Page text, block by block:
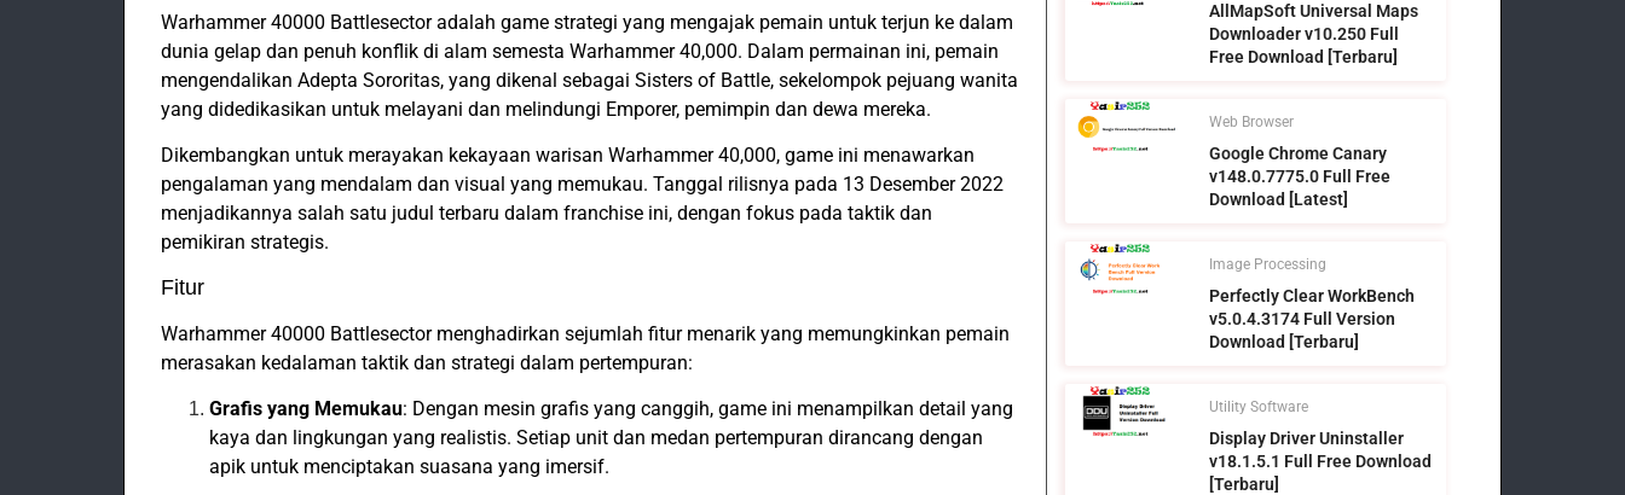
Warhammer 40000 Battlesector adalah game strategi yang mengajak pemain untuk terjun ke dalam
dunia gelap dan penuh konflik di alam semesta Warhammer 40,000. Dalam permainan ini, pemain
mengendalikan Adepta Sororitas, yang dikenal sebagai Sisters of Battle, sekelompok pejuang wanita
yang didedikasikan untuk melayani dan melindungi Emporer, pemimpin dan dewa mereka.
Dikembangkan untuk merayakan kekayaan warisan Warhammer 40,000, game ini menawarkan
pengalaman yang mendalam dan visual yang memukau. Tanggal rilisnya pada 13 Desember 2022
menjadikannya salah satu judul terbaru dalam franchise ini, dengan fokus pada taktik dan
pemikiran strategis.
Fitur
Warhammer 40000 Battlesector menghadirkan sejumlah fitur menarik yang memungkinkan pemain
merasakan kedalaman taktik dan strategi dalam pertempuran:
Grafis yang Memukau: Dengan mesin grafis yang canggih, game ini menampilkan detail yang
kaya dan lingkungan yang realistis. Setiap unit dan medan pertempuran dirancang dengan
apik untuk menciptakan suasana yang imersif.
AllMapSoft Universal Maps
Downloader v10.250 Full
Free Download [Terbaru]
Web Browser
Google Chrome Canary
v148.0.7775.0 Full Free
Download [Latest]
Image Processing
Perfectly Clear WorkBench
v5.0.4.3174 Full Version
Download [Terbaru]
Utility Software
Display Driver Uninstaller
v18.1.5.1 Full Free Download
[Terbaru]